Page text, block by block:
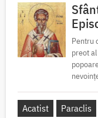
Pentru
preot
Acatist Paraclis